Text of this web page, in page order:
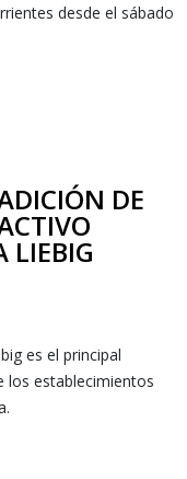
desde el sábado
DE
LIEBIG
es el principal
los establecimientos